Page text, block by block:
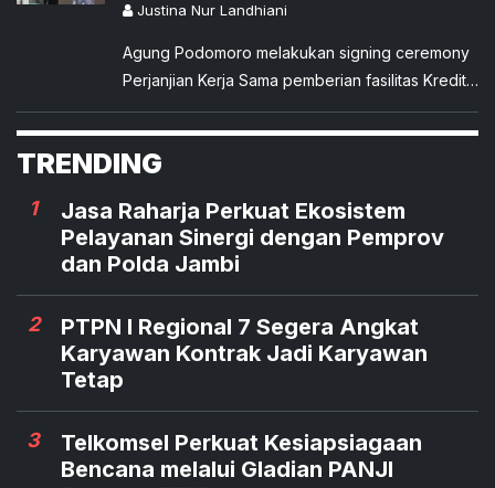
Justina Nur Landhiani
Agung Podomoro melakukan signing ceremony
Perjanjian Kerja Sama pemberian fasilitas Kredit
Pemilikan Rumah/Apartemen (KPR/KPA) dengan
bank Badan Usaha Milik Negara (BUMN), PT
Bank Rakyat Indonesia (Persero) Tbk. (BRI) dan
(BTN).
TRENDING
1
Jasa Raharja Perkuat Ekosistem
Pelayanan Sinergi dengan Pemprov
dan Polda Jambi
2
PTPN I Regional 7 Segera Angkat
Karyawan Kontrak Jadi Karyawan
Tetap
3
Telkomsel Perkuat Kesiapsiagaan
Bencana melalui Gladian PANJI